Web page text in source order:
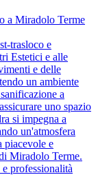
a Miradolo Terme
trasloco e
Estetici e alle
e delle
un ambiente
a
uno spazio
si impegna a
un'atmosfera
piacevole e
Miradolo Terme.
professionalità